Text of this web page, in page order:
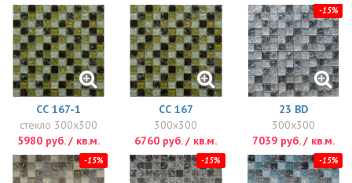
СС 167-1
стекло 300x300
5980 руб. / кв.м.
СС 167
300x300
6760 руб. / кв.м.
-15%
23 BD
300x300
7039 руб. / кв.м.
-15% -15% -15%